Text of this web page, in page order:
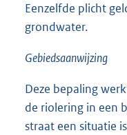
Eenzelfde plicht
grondwater.
Gebiedsaanwijzing
Deze bepaling
de riolering in een
straat een situatie